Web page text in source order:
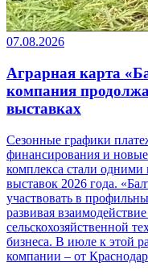
07.08.2026
Аграрная карта
компания
выставках
Сезонные графики
финансирования и
комплекса стали
выставок 2026 года.
участвовать в
развивая
сельскохозяйственной
бизнеса. В июле к этой
компании – от